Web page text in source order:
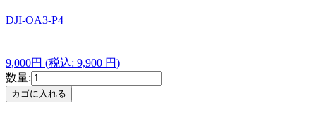
DJI-OA3-P4
9,000円 (税込: 9,900 円)
数量: